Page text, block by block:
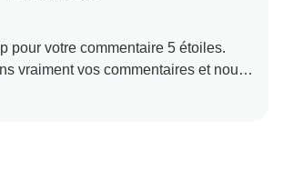
pour votre commentaire 5 étoiles.
vraiment vos commentaires et nous
vous ayez apprécié votre voyage
!